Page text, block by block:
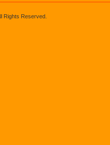
Rights Reserved.